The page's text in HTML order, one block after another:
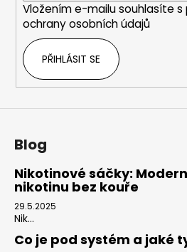
Vložením e-mailu souhlasíte s
ochrany osobních údajů
PŘIHLÁSIT SE
Blog
Nikotinové sáčky:
nikotinu bez kouře
29.5.2025
Nik...
Co je pod systém a jaké